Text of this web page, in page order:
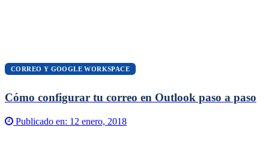
CORREO Y GOOGLE WORKSPACE
Cómo configurar tu correo en Outlook paso a paso
Publicado en: 12 enero, 2018